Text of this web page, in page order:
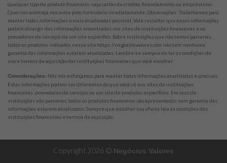
qualquer tipo de produto financeiro, seja cartão de crédito, financiamento ou empréstimo.
Caso isto aconteça nos avise pelo formulário imediatamente. Observações: Trabalhamos para
manter todas informações o mais atualizadas possível. Vale ressaltar que essas informações
podem divergir das informações encontradas nos sites de instituições financeiras e ou
provedores de serviços de um site específico. Sobre instituições que não temos parcerias,
todos os produtos indicados nesse site https://negociosvalores.com não tem nenhuma
garantia das informações estarem atualizadas. Lembre-se sempre de ler as condições de
uso e termos de aquisição das instituições financeiras que você escolher.
Considerações: Nós nos esforçamos para manter todas informações atualizadas e precisas.
Estas informações podem ser diferentes do que você vê nos sites de instituições
financeiras, provedores de serviços ou um site de produtos específicos. Em caso de
instituições não parceiras, todos os produtos financeiros são apresentados sem garantia das
informações estarem atualizados. Sempre que escolher sua oferta leia as condições das
instituições financeiras e termos de aquisição.
Copyright 2026 © Negócios Valores